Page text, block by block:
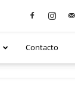
Contacto